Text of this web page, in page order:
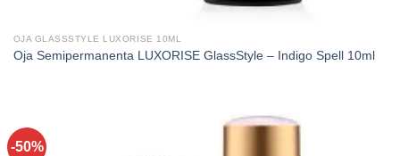
OJA GLASSSTYLE LUXORISE 10ML
Oja Semipermanenta LUXORISE GlassStyle – Indigo Spell 10ml
-50%